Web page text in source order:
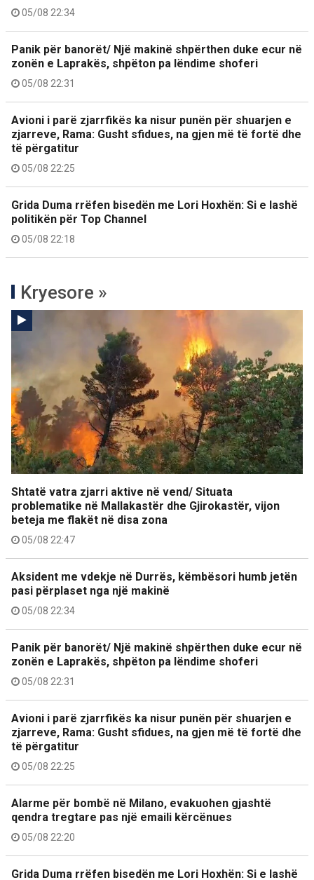
05/08 22:34
Panik për banorët/ Një makinë shpërthen duke ecur në
zonën e Laprakës, shpëton pa lëndime shoferi
05/08 22:31
Avioni i parë zjarrfikës ka nisur punën për shuarjen e
zjarreve, Rama: Gusht sfidues, na gjen më të fortë dhe
të përgatitur
05/08 22:25
Grida Duma rrëfen bisedën me Lori Hoxhën: Si e lashë
politikën për Top Channel
05/08 22:18
Kryesore »
Shtatë vatra zjarri aktive në vend/ Situata
problematike në Mallakastër dhe Gjirokastër, vijon
beteja me flakët në disa zona
05/08 22:47
Aksident me vdekje në Durrës, këmbësori humb jetën
pasi përplaset nga një makinë
05/08 22:34
Panik për banorët/ Një makinë shpërthen duke ecur në
zonën e Laprakës, shpëton pa lëndime shoferi
05/08 22:31
Avioni i parë zjarrfikës ka nisur punën për shuarjen e
zjarreve, Rama: Gusht sfidues, na gjen më të fortë dhe
të përgatitur
05/08 22:25
Alarme për bombë në Milano, evakuohen gjashtë
qendra tregtare pas një emaili kërcënues
05/08 22:20
Grida Duma rrëfen bisedën me Lori Hoxhën: Si e lashë